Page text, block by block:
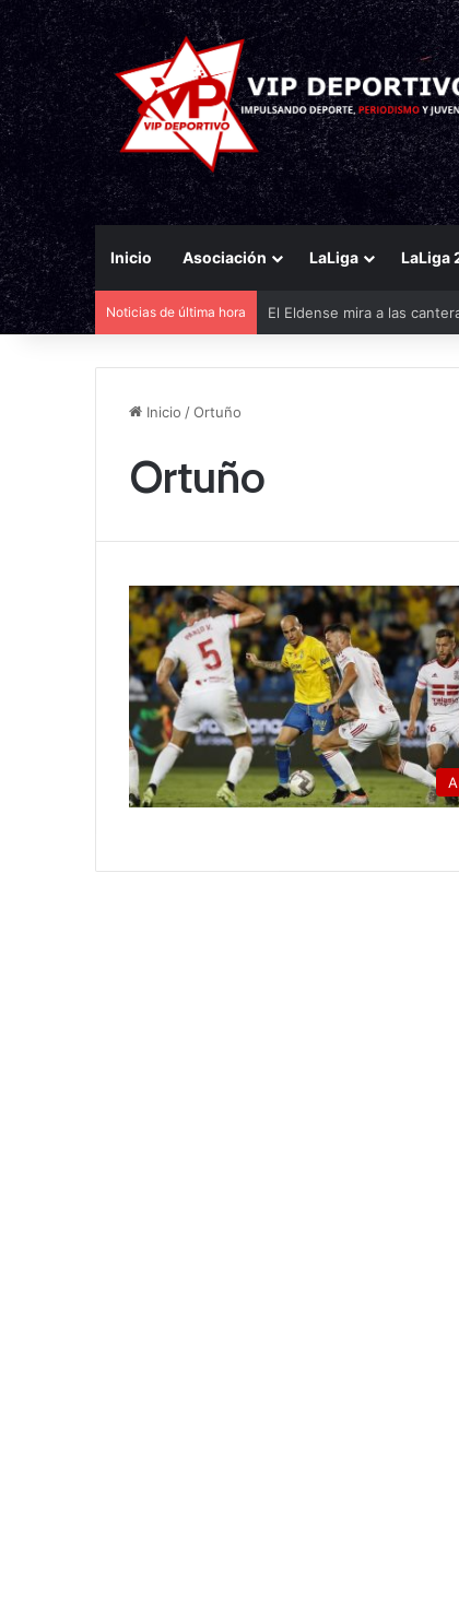
Inicio Asociación LaLiga LaLiga
Noticias de última hora El Eldense mira a las
Inicio /Ortuño
Ortuño